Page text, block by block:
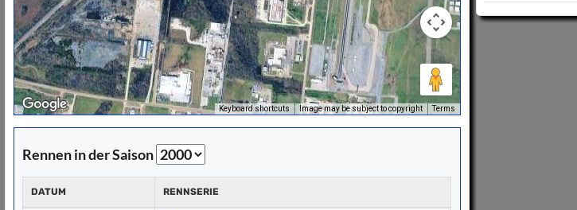
Keyboard shortcuts Image may be subject to copyright Terms
Rennen in der Saison
DATUM RENNSERIE